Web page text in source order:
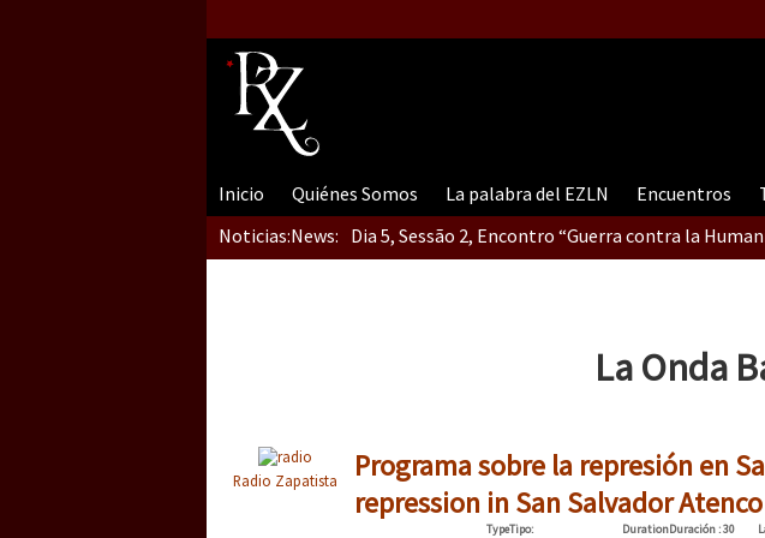
Inicio Quiénes Somos La palabra del EZLN Encuentros
Noticias:News: Dia 5, Sessão 2, Encontro “Guerra contra la
La Onda
Radio Zapatista Programa sobre la represión en
repression in San Salvador Atenco
TypeTipo:
DurationDuración: 30